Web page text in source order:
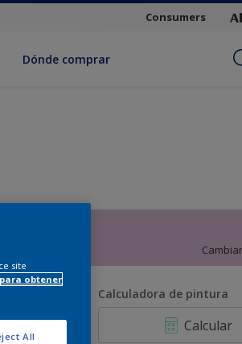
Consumers
Dónde comprar
Calculadora de pintura
Calcular
site
obtener
All